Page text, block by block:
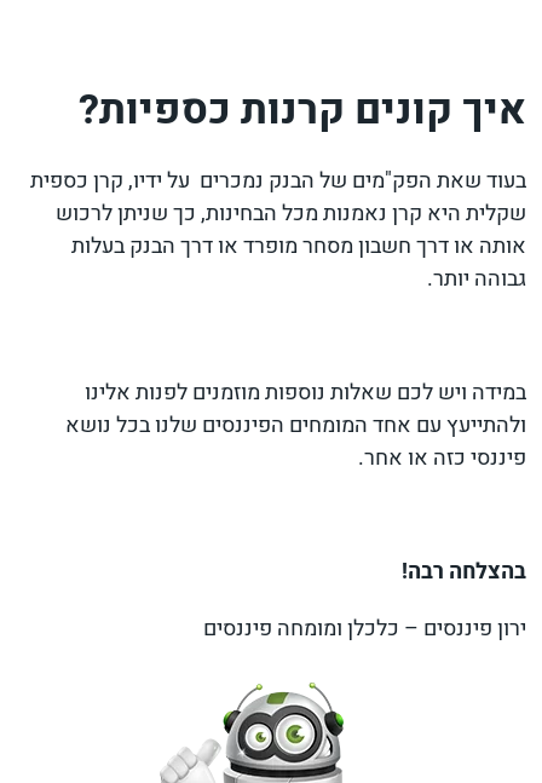
איך קונים קרנות כספיות?
בעוד שאת הפק"מים של הבנק נמכרים על ידיו, קרן כספית
שקלית היא קרן נאמנות מכל הבחינות, כך שניתן לרכוש
אותה או דרך חשבון מסחר מופרד או דרך הבנק בעלות
גבוהה יותר.
במידה ויש לכם שאלות נוספות מוזמנים לפנות אלינו
ולהתייעץ עם אחד המומחים הפיננסים שלנו בכל נושא
פיננסי כזה או אחר.
בהצלחה רבה!
ירון פיננסים – כלכלן ומומחה פיננסים